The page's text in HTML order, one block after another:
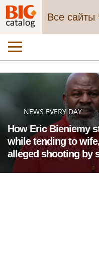
Все сайты
NEWS EVERY DAY
How Eric Bieniemy
while tending to
alleged shooting by